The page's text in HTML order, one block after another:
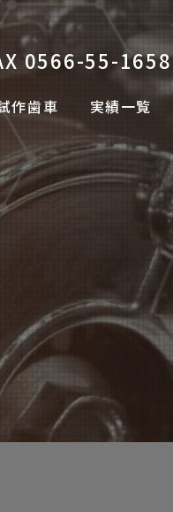
0566-55-1658
作歯車 実績一覧